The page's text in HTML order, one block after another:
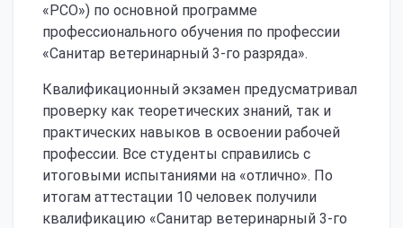
«РСО») по основной программе
профессионального обучения по профессии
«Санитар ветеринарный 3-го разряда».
Квалификационный экзамен предусматривал
проверку как теоретических знаний, так и
практических навыков в освоении рабочей
профессии. Все студенты справились с
итоговыми испытаниями на «отлично». По
итогам аттестации 10 человек получили
квалификацию «Санитар ветеринарный 3-го